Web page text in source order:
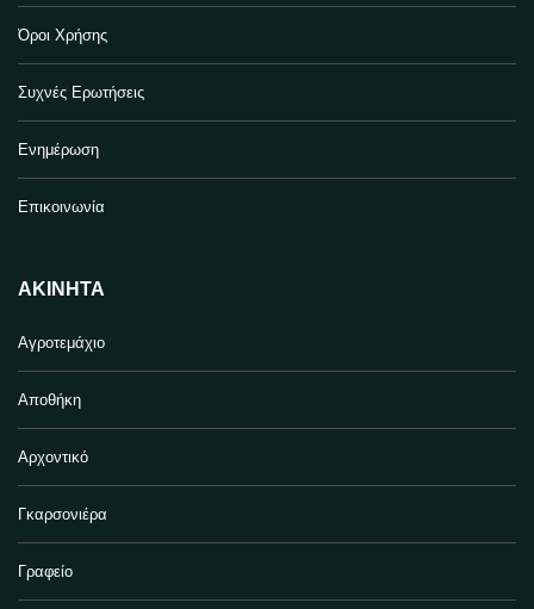
Όροι Χρήσης
Συχνές Ερωτήσεις
Ενημέρωση
Επικοινωνία
ΑΚΊΝΗΤΑ
Αγροτεμάχιο
Αποθήκη
Αρχοντικό
Γκαρσονιέρα
Γραφείο